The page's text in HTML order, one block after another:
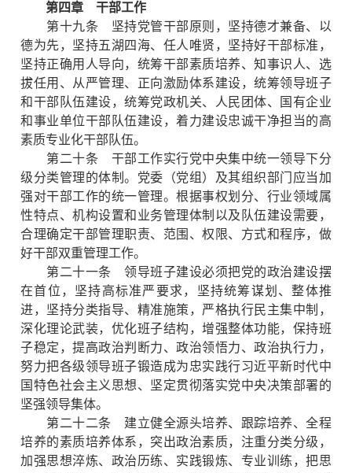
第四章 干部工作
第十九条 坚持党管干部原则，坚持德才兼备、以
德为先，坚持五湖四海、任人唯贤，坚持好干部标准，
坚持正确用人导向，统筹干部素质培养、知事识人、选
拔任用、从严管理、正向激励体系建设，统筹领导班子
和干部队伍建设，统筹党政机关、人民团体、国有企业
和事业单位干部队伍建设，着力建设忠诚干净担当的高
素质专业化干部队伍。
第二十条 干部工作实行党中央集中统一领导下分
级分类管理的体制。党委（党组）及其组织部门应当加
强对干部工作的统一管理。根据事权划分、行业领域属
性特点、机构设置和业务管理体制以及队伍建设需要，
合理确定干部管理职责、范围、权限、方式和程序，做
好干部双重管理工作。
第二十一条 领导班子建设必须把党的政治建设摆
在首位，坚持高标准严要求，坚持统筹谋划、整体推
进，坚持分类指导、精准施策，严格执行民主集中制，
深化理论武装，优化班子结构，增强整体功能，保持班
子稳定，提高政治判断力、政治领悟力、政治执行力，
努力把各级领导班子锻造成为忠实践行习近平新时代中
国特色社会主义思想、坚定贯彻落实党中央决策部署的
坚强领导集体。
第二十二条 建立健全源头培养、跟踪培养、全程
培养的素质培养体系，突出政治素质，注重分类分级，
加强思想淬炼、政治历练、实践锻炼、专业训练，把思